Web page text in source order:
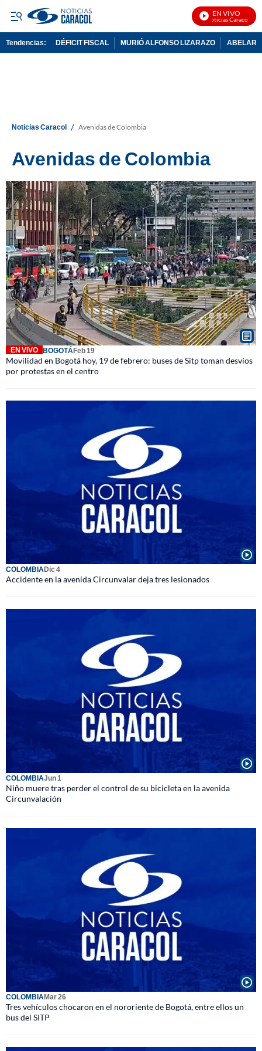
EN VIVO
Noticias Caracol En
Tendencias: DÉFICIT FISCAL MURIÓ ALFONSO LIZARAZO
Noticias Caracol / Avenidas de Colombia
Avenidas de Colombia
EN VIVO BOGOTÁFeb 19
Movilidad en Bogotá hoy, 19 de febrero: buses de Sitp toman desvíos
por protestas en el centro
COLOMBIADic 4
Accidente en la avenida Circunvalar deja tres lesionados
COLOMBIAJun 1
Niño muere tras perder el control de su bicicleta en la avenida
Circunvalación
COLOMBIAMar 26
Tres vehículos chocaron en el nororiente de Bogotá, entre ellos un
bus del SITP